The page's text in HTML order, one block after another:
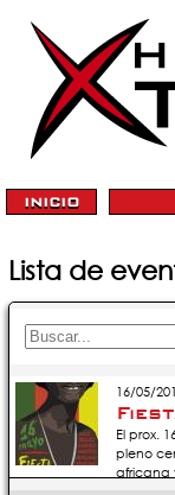
INICIO
Lista de
16/05/
El prox.
pleno
africana